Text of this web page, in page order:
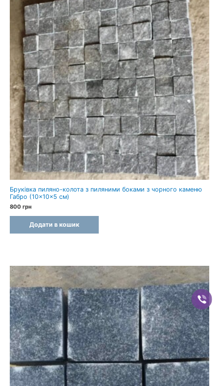
Бруківка пиляно-колота з пиляними боками з чорного каменю
Габро (10×10×5 см)
800 грн
Додати в кошик